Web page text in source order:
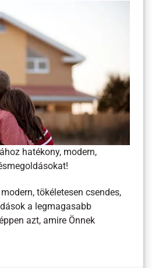
hatékony, modern,
tökéletesen csendes,
a legmagasabb
azt, amire Önnek